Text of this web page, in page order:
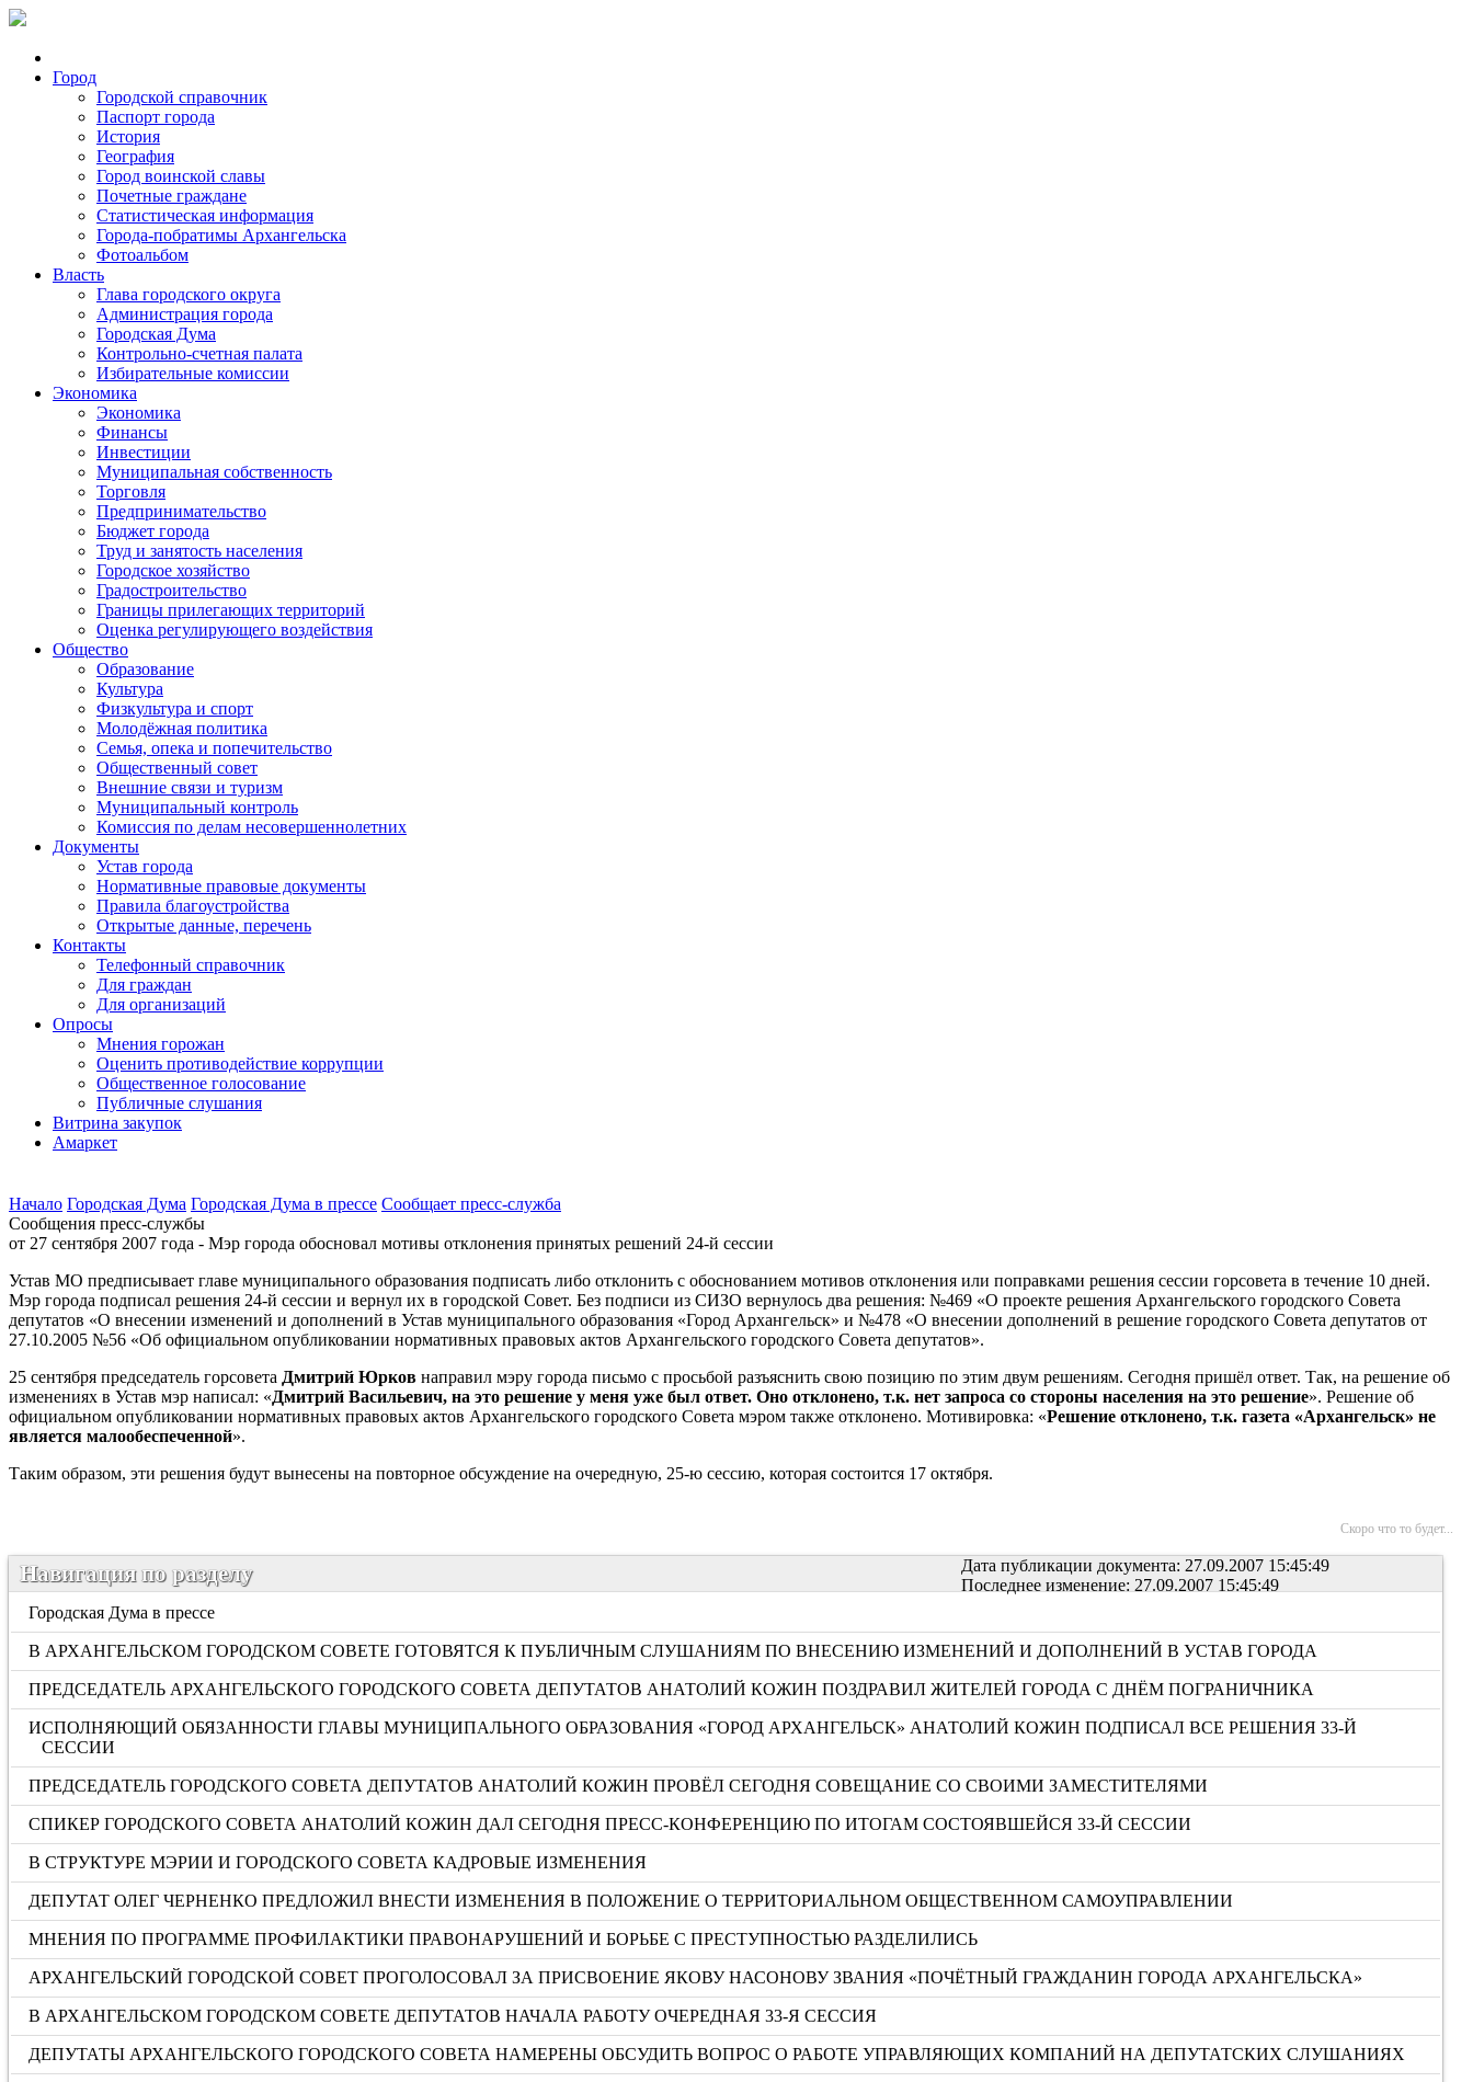
Город
Городской справочник
Паспорт города
История
География
Город воинской славы
Почетные граждане
Статистическая информация
Города-побратимы Архангельска
Фотоальбом
Власть
Глава городского округа
Администрация города
Городская Дума
Контрольно-счетная палата
Избирательные комиссии
Экономика
Экономика
Финансы
Инвестиции
Муниципальная собственность
Торговля
Предпринимательство
Бюджет города
Труд и занятость населения
Городское хозяйство
Градостроительство
Границы прилегающих территорий
Оценка регулирующего воздействия
Общество
Образование
Культура
Физкультура и спорт
Молодёжная политика
Семья, опека и попечительство
Общественный совет
Внешние связи и туризм
Муниципальный контроль
Комиссия по делам несовершеннолетних
Документы
Устав города
Нормативные правовые документы
Правила благоустройства
Открытые данные, перечень
Контакты
Телефонный справочник
Для граждан
Для организаций
Опросы
Мнения горожан
Оценить противодействие коррупции
Общественное голосование
Публичные слушания
Витрина закупок
Амаркет
Начало Городская Дума Городская Дума в прессе Сообщает пресс-cлужба
Сообщения пресс-службы
от 27 сентября 2007 года - Мэр города обосновал мотивы отклонения принятых решений 24-й сессии
Устав МО предписывает главе муниципального образования подписать либо отклонить с обоснованием мотивов отклонения или поправками решения сессии горсовета в течение 10 дней.
Мэр города подписал решения 24-й сессии и вернул их в городской Совет. Без подписи из СИЗО вернулось два решения: №469 «О проекте решения Архангельского городского Совета
депутатов «О внесении изменений и дополнений в Устав муниципального образования «Город Архангельск» и №478 «О внесении дополнений в решение городского Совета депутатов от
27.10.2005 №56 «Об официальном опубликовании нормативных правовых актов Архангельского городского Совета депутатов».
25 сентября председатель горсовета Дмитрий Юрков направил мэру города письмо с просьбой разъяснить свою позицию по этим двум решениям. Сегодня пришёл ответ. Так, на решение об
изменениях в Устав мэр написал: «Дмитрий Васильевич, на это решение у меня уже был ответ. Оно отклонено, т.к. нет запроса со стороны населения на это решение». Решение об
официальном опубликовании нормативных правовых актов Архангельского городского Совета мэром также отклонено. Мотивировка: «Решение отклонено, т.к. газета «Архангельск» не
является малообеспеченной».
Таким образом, эти решения будут вынесены на повторное обсуждение на очередную, 25-ю сессию, которая состоится 17 октября.
Скоро что то будет...
Дата публикации документа: 27.09.2007 15:45:49
Последнее изменение: 27.09.2007 15:45:49
Навигация по разделу
Городская Дума в прессе
В АРХАНГЕЛЬСКОМ ГОРОДСКОМ СОВЕТЕ ГОТОВЯТСЯ К ПУБЛИЧНЫМ СЛУШАНИЯМ ПО ВНЕСЕНИЮ ИЗМЕНЕНИЙ И ДОПОЛНЕНИЙ В УСТАВ ГОРОДА
ПРЕДСЕДАТЕЛЬ АРХАНГЕЛЬСКОГО ГОРОДСКОГО СОВЕТА ДЕПУТАТОВ АНАТОЛИЙ КОЖИН ПОЗДРАВИЛ ЖИТЕЛЕЙ ГОРОДА С ДНЁМ ПОГРАНИЧНИКА
ИСПОЛНЯЮЩИЙ ОБЯЗАННОСТИ ГЛАВЫ МУНИЦИПАЛЬНОГО ОБРАЗОВАНИЯ «ГОРОД АРХАНГЕЛЬСК» АНАТОЛИЙ КОЖИН ПОДПИСАЛ ВСЕ РЕШЕНИЯ 33-Й
СЕССИИ
ПРЕДСЕДАТЕЛЬ ГОРОДСКОГО СОВЕТА ДЕПУТАТОВ АНАТОЛИЙ КОЖИН ПРОВЁЛ СЕГОДНЯ СОВЕЩАНИЕ СО СВОИМИ ЗАМЕСТИТЕЛЯМИ
СПИКЕР ГОРОДСКОГО СОВЕТА АНАТОЛИЙ КОЖИН ДАЛ СЕГОДНЯ ПРЕСС-КОНФЕРЕНЦИЮ ПО ИТОГАМ СОСТОЯВШЕЙСЯ 33-Й СЕССИИ
В СТРУКТУРЕ МЭРИИ И ГОРОДСКОГО СОВЕТА КАДРОВЫЕ ИЗМЕНЕНИЯ
ДЕПУТАТ ОЛЕГ ЧЕРНЕНКО ПРЕДЛОЖИЛ ВНЕСТИ ИЗМЕНЕНИЯ В ПОЛОЖЕНИЕ О ТЕРРИТОРИАЛЬНОМ ОБЩЕСТВЕННОМ САМОУПРАВЛЕНИИ
МНЕНИЯ ПО ПРОГРАММЕ ПРОФИЛАКТИКИ ПРАВОНАРУШЕНИЙ И БОРЬБЕ С ПРЕСТУПНОСТЬЮ РАЗДЕЛИЛИСЬ
АРХАНГЕЛЬСКИЙ ГОРОДСКОЙ СОВЕТ ПРОГОЛОСОВАЛ ЗА ПРИСВОЕНИЕ ЯКОВУ НАСОНОВУ ЗВАНИЯ «ПОЧЁТНЫЙ ГРАЖДАНИН ГОРОДА АРХАНГЕЛЬСКА»
В АРХАНГЕЛЬСКОМ ГОРОДСКОМ СОВЕТЕ ДЕПУТАТОВ НАЧАЛА РАБОТУ ОЧЕРЕДНАЯ 33-Я СЕССИЯ
ДЕПУТАТЫ АРХАНГЕЛЬСКОГО ГОРОДСКОГО СОВЕТА НАМЕРЕНЫ ОБСУДИТЬ ВОПРОС О РАБОТЕ УПРАВЛЯЮЩИХ КОМПАНИЙ НА ДЕПУТАТСКИХ СЛУШАНИЯХ